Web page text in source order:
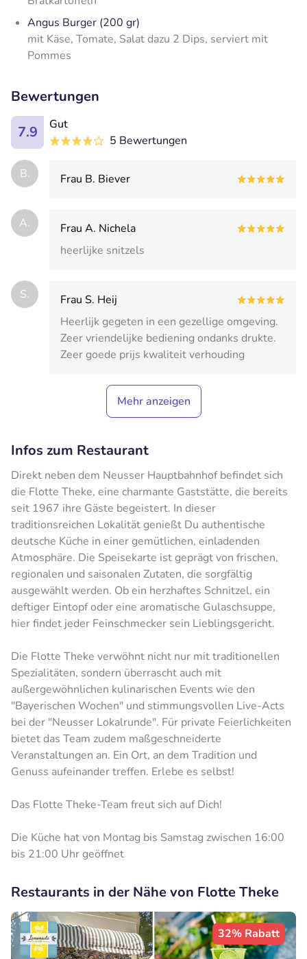
Angus Burger (200 gr)
mit Käse, Tomate, Salat dazu 2 Dips, serviert mit
Pommes
Bewertungen
7.9
Gut
5 Bewertungen
B. Frau B. Biever
A.
Frau A. Nichela
heerlijke snitzels
S.
Frau S. Heij
Heerlijk gegeten in een gezellige omgeving.
Zeer vriendelijke bediening ondanks drukte.
Zeer goede prijs kwaliteit verhouding
Mehr anzeigen
Infos zum Restaurant
Direkt neben dem Neusser Hauptbahnhof befindet sich
die Flotte Theke, eine charmante Gaststätte, die bereits
seit 1967 ihre Gäste begeistert. In dieser
traditionsreichen Lokalität genießt Du authentische
deutsche Küche in einer gemütlichen, einladenden
Atmosphäre. Die Speisekarte ist geprägt von frischen,
regionalen und saisonalen Zutaten, die sorgfältig
ausgewählt werden. Ob ein herzhaftes Schnitzel, ein
deftiger Eintopf oder eine aromatische Gulaschsuppe,
hier findet jeder Feinschmecker sein Lieblingsgericht.
Die Flotte Theke verwöhnt nicht nur mit traditionellen
Spezialitäten, sondern überrascht auch mit
außergewöhnlichen kulinarischen Events wie den
"Bayerischen Wochen" und stimmungsvollen Live-Acts
bei der "Neusser Lokalrunde". Für private Feierlichkeiten
bietet das Team zudem maßgeschneiderte
Veranstaltungen an. Ein Ort, an dem Tradition und
Genuss aufeinander treffen. Erlebe es selbst!
Das Flotte Theke-Team freut sich auf Dich!
Die Küche hat von Montag bis Samstag zwischen 16:00
bis 21:00 Uhr geöffnet
Restaurants in der Nähe von Flotte Theke
32% Rabatt